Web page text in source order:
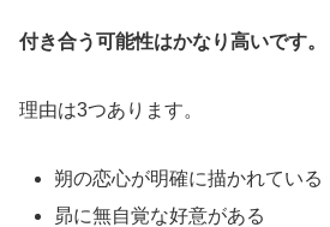
付き合う可能性はかなり高いです。
理由は3つあります。
朔の恋心が明確に描かれている
昴に無自覚な好意がある